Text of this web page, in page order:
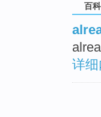
百科
详